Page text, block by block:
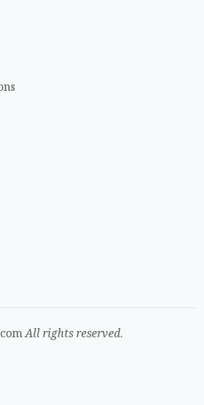
All rights reserved.